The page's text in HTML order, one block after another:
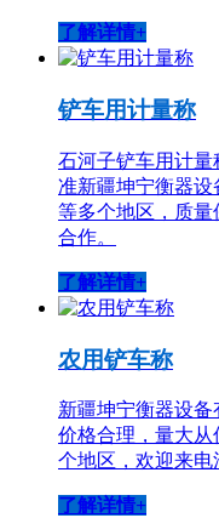
了解详情+
铲车用计量称
石河子铲车用计量
准新疆坤宁衡器
等多个地区，质
合作。
了解详情+
农用铲车称
新疆坤宁衡器设备
价格合理，量大
个地区，欢迎来电
了解详情+